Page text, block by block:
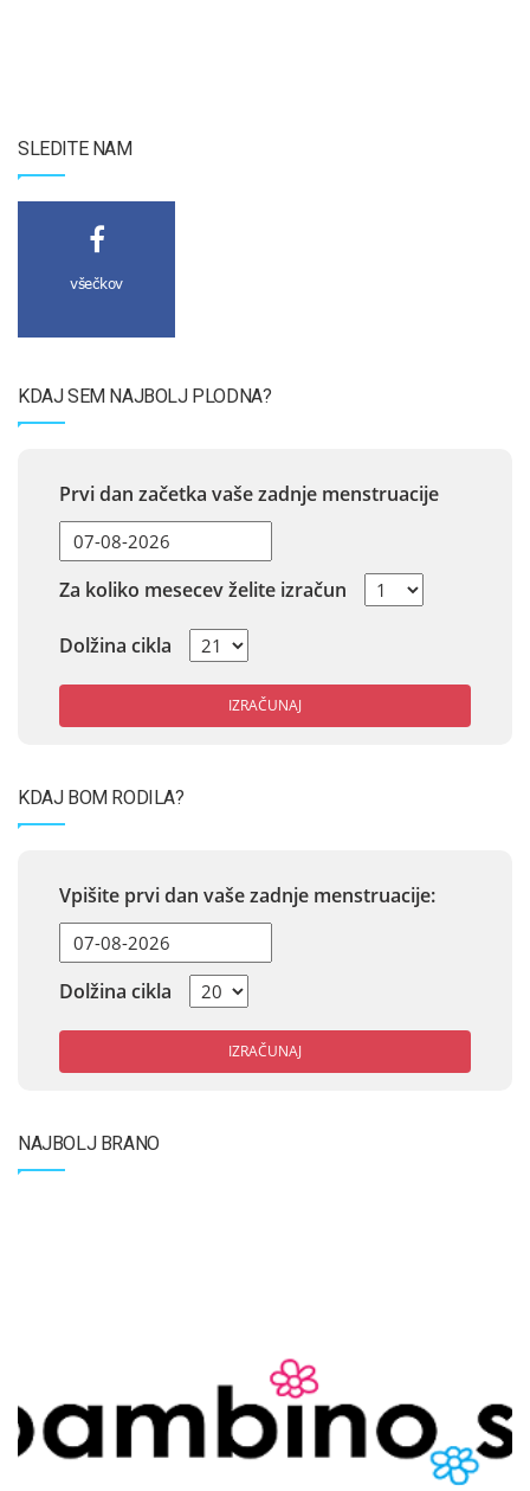
SLEDITE NAM
všečkov
KDAJ SEM NAJBOLJ PLODNA?
Prvi dan začetka vaše zadnje menstruacije
Za koliko mesecev želite izračun
Dolžina cikla
IZRAČUNAJ
KDAJ BOM RODILA?
Vpišite prvi dan vaše zadnje menstruacije:
Dolžina cikla
IZRAČUNAJ
NAJBOLJ BRANO